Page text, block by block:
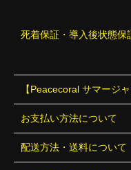
死着保証・導入後状態保
【Peacecoral サマージ
お支払い方法について
配送方法・送料について